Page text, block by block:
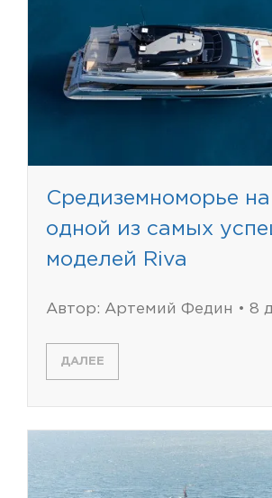
Средиземноморье
одной из самых
моделей Riva
Автор: Артемий Федин • 8
ДАЛЕЕ